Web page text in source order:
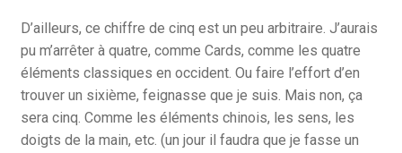
D’ailleurs, ce chiffre de cinq est un peu arbitraire. J’aurais
pu m’arrêter à quatre, comme Cards, comme les quatre
éléments classiques en occident. Ou faire l’effort d’en
trouver un sixième, feignasse que je suis. Mais non, ça
sera cinq. Comme les éléments chinois, les sens, les
doigts de la main, etc. (un jour il faudra que je fasse un